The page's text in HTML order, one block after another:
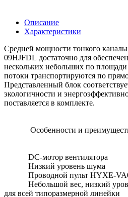
Описание
Характеристики
Средней мощности тонкого
09HJFDL достаточно для
нескольких небольших по
потоки транспортируются по
Представленный блок
экологичности и
поставляется в комплекте.
Особенности и
DC-мотор вентилятора
Низкий уровень шума
Проводной пульт HYXE-
Небольшой вес, низкий
для всей типоразмерной линейки